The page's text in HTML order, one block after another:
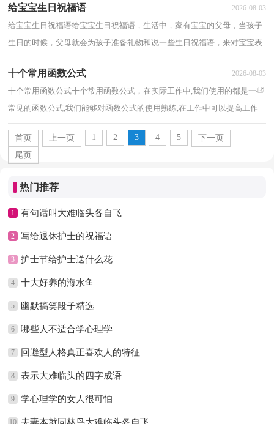
给宝宝生日祝福语 2026-08-03
给宝宝生日祝福语给宝宝生日祝福语，生活中，家有宝宝的父母，当孩子
生日的时候，父母就会为孩子准备礼物和说一些生日祝福语，来对宝宝表
达美好的祝愿。下面小编为大家整理了给宝宝生...
十个常用函数公式 2026-08-03
十个常用函数公式十个常用函数公式，在实际工作中,我们使用的都是一些
常见的函数公式,我们能够对函数公式的使用熟练,在工作中可以提高工作
质量。以下是关于十个常用函数公式...
首页
上一页 1 2 3 4 5
下一页
尾页
热门推荐
1 有句话叫大难临头各自飞
2 写给退休护士的祝福语
3 护士节给护士送什么花
4 十大好养的海水鱼
5 幽默搞笑段子精选
6 哪些人不适合学心理学
7 回避型人格真正喜欢人的特征
8 表示大难临头的四字成语
9 学心理学的女人很可怕
10